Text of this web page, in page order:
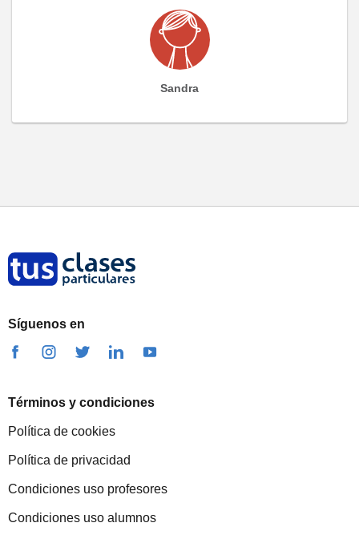
Sandra
Síguenos en
Términos y condiciones
Política de cookies
Política de privacidad
Condiciones uso profesores
Condiciones uso alumnos